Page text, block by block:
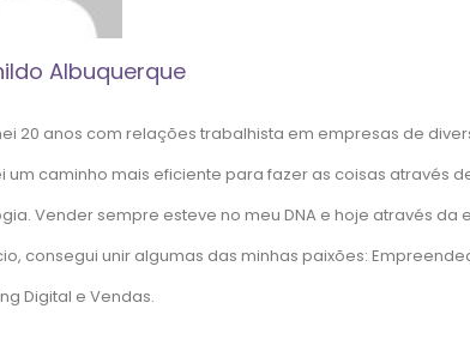
Albuquerque
20 anos com relações trabalhista em empresas de
um caminho mais eficiente para fazer as coisas através
Vender sempre esteve no meu DNA e hoje através da
consegui unir algumas das minhas paixões:
Digital e Vendas.